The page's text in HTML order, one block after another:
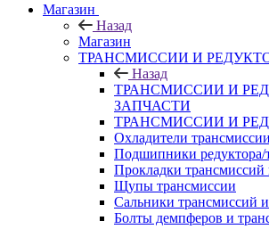
Магазин
Назад
Магазин
ТРАНСМИССИИ И
Назад
ТРАНСМИССИИ И
ЗАПЧАСТИ
ТРАНСМИССИИ И
Охладители трансмиссии
Подшипники редуктора/
Прокладки трансмиссий
Щупы трансмиссии
Сальники трансмиссий
Болты демпферов и